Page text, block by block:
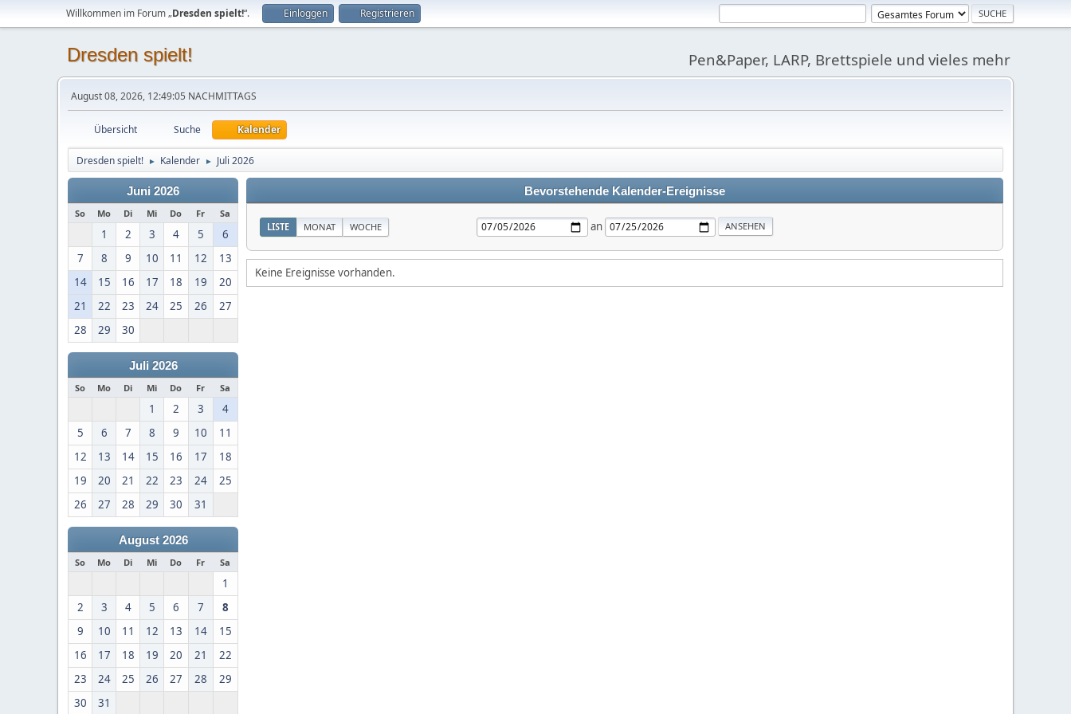
Willkommen im Forum „Dresden spielt!“. Einloggen Registrieren
Dresden spielt! Pen&Paper, LARP, Brettspiele und vieles mehr
August 08, 2026, 12:49:05 NACHMITTAGS
Übersicht Suche Kalender
Dresden spielt! ► Kalender ► Juli 2026
Juni 2026
So Mo Di Mi Do Fr Sa
1 2 3 4 5
6
7
8 9 10 11 12
13
14
15 16 17 18 19
20
21
22 23 24 25 26
27
28
29 30
Juli 2026
So Mo Di Mi Do Fr Sa
1 2 3
4
5
6 7 8 9 10
11
12
13 14 15 16 17
18
19
20 21 22 23 24
25
26
27 28 29 30 31
August 2026
So Mo Di Mi Do Fr Sa
1
2
3 4 5 6 7
8
9
10 11 12 13 14
15
16
17 18 19 20 21
22
23
24 25 26 27 28
29
30
31
Bevorstehende Kalender-Ereignisse
LISTE MONAT WOCHE an
Keine Ereignisse vorhanden.